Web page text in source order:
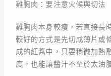
雞胸肉：要注意火候與切法
雞胸肉本身較瘦，若直接長
較好的方式是先切成薄片或
成的紅醬中，只要稍微加熱
度，也能讓醬汁不至於太油